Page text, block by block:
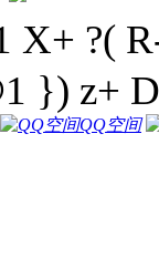
X+ ?(
}) z+
QQ空间